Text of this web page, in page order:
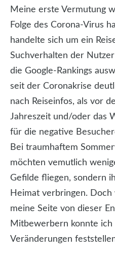
Meine erste Vermutung
Folge des Corona-Virus
handelte sich um ein
Suchverhalten der
die Google-Rankings
seit der Coronakrise
nach Reiseinfos, als vor
Jahreszeit und/oder das
für die negative
Bei traumhaftem
möchten vemutlich
Gefilde fliegen, sondern
Heimat verbringen.
meine Seite von dieser
Mitbewerbern konnte ich
Veränderungen